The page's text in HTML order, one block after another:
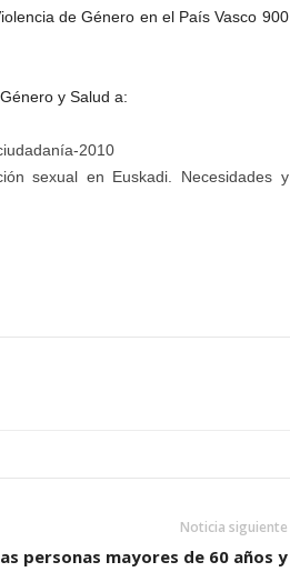
de Género en el País Vasco 900
y Salud a:
2010
sexual en Euskadi. Necesidades y
Noticia siguiente
personas mayores de 60 años y